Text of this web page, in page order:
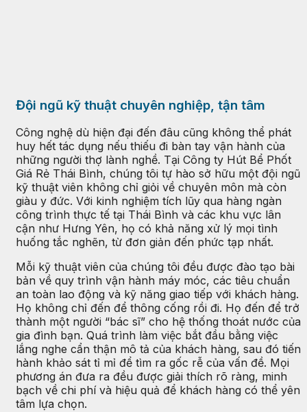
Đội ngũ kỹ thuật chuyên nghiệp, tận tâm
Công nghệ dù hiện đại đến đâu cũng không thể phát
huy hết tác dụng nếu thiếu đi bàn tay vận hành của
những người thợ lành nghề. Tại Công ty Hút Bể Phốt
Giá Rẻ Thái Bình, chúng tôi tự hào sở hữu một đội ngũ
kỹ thuật viên không chỉ giỏi về chuyên môn mà còn
giàu y đức. Với kinh nghiệm tích lũy qua hàng ngàn
công trình thực tế tại Thái Bình và các khu vực lân
cận như Hưng Yên, họ có khả năng xử lý mọi tình
huống tắc nghẽn, từ đơn giản đến phức tạp nhất.
Mỗi kỹ thuật viên của chúng tôi đều được đào tạo bài
bản về quy trình vận hành máy móc, các tiêu chuẩn
an toàn lao động và kỹ năng giao tiếp với khách hàng.
Họ không chỉ đến để thông cống rồi đi. Họ đến để trở
thành một người “bác sĩ” cho hệ thống thoát nước của
gia đình bạn. Quá trình làm việc bắt đầu bằng việc
lắng nghe cẩn thận mô tả của khách hàng, sau đó tiến
hành khảo sát tỉ mỉ để tìm ra gốc rễ của vấn đề. Mọi
phương án đưa ra đều được giải thích rõ ràng, minh
bạch về chi phí và hiệu quả để khách hàng có thể yên
tâm lựa chọn.